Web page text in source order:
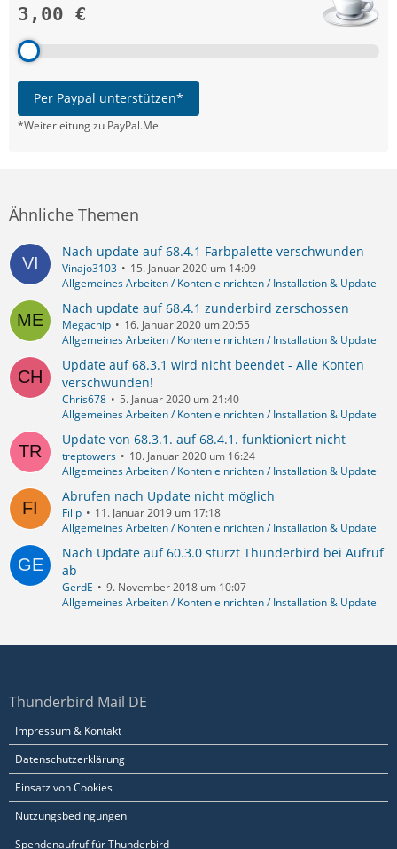
3,00 €
Per Paypal unterstützen*
*Weiterleitung zu PayPal.Me
Ähnliche Themen
Nach update auf 68.4.1 Farbpalette verschwunden
Vinajo3103
15. Januar 2020 um 14:09
Allgemeines Arbeiten / Konten einrichten / Installation & Update
Nach update auf 68.4.1 zunderbird zerschossen
Megachip
16. Januar 2020 um 20:55
Allgemeines Arbeiten / Konten einrichten / Installation & Update
Update auf 68.3.1 wird nicht beendet - Alle Konten
verschwunden!
Chris678
5. Januar 2020 um 21:40
Allgemeines Arbeiten / Konten einrichten / Installation & Update
Update von 68.3.1. auf 68.4.1. funktioniert nicht
treptowers
10. Januar 2020 um 16:24
Allgemeines Arbeiten / Konten einrichten / Installation & Update
Abrufen nach Update nicht möglich
Filip
11. Januar 2019 um 17:18
Allgemeines Arbeiten / Konten einrichten / Installation & Update
Nach Update auf 60.3.0 stürzt Thunderbird bei Aufruf
ab
GerdE
9. November 2018 um 10:07
Allgemeines Arbeiten / Konten einrichten / Installation & Update
Thunderbird Mail DE
Impressum & Kontakt
Datenschutzerklärung
Einsatz von Cookies
Nutzungsbedingungen
Spendenaufruf für Thunderbird